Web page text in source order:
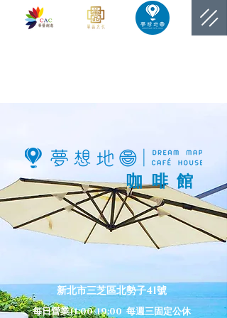
​咖啡館
新北市三芝區北勢子41號
每日營業11:00-19:00 每週三固定公休